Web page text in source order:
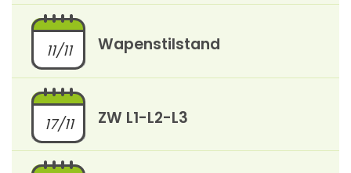
11/11 Wapenstilstand
17/11 ZW L1-L2-L3